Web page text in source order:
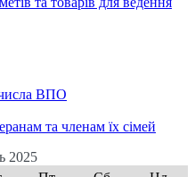
числа ВПО
та членам їх сімей
2025